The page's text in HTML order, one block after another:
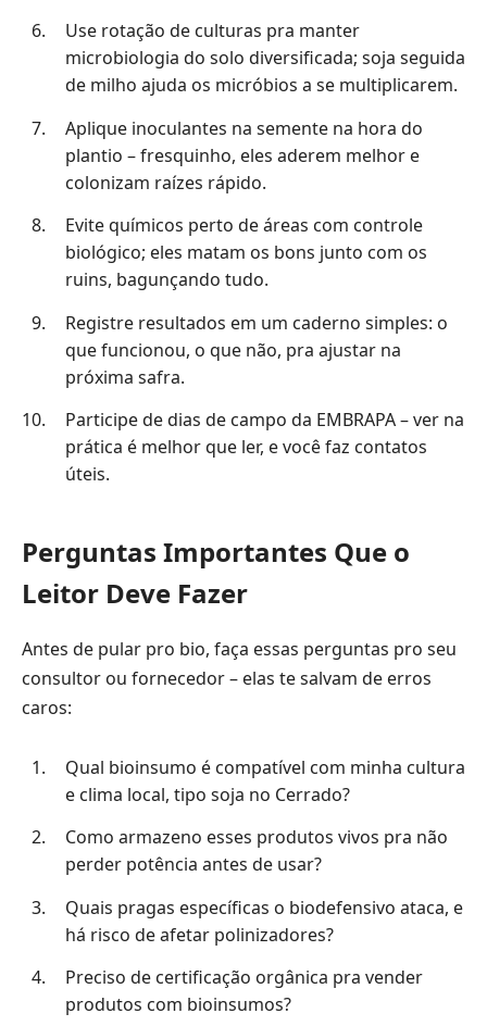
Use rotação de culturas pra manter
microbiologia do solo diversificada; soja seguida
de milho ajuda os micróbios a se multiplicarem.
Aplique inoculantes na semente na hora do
plantio – fresquinho, eles aderem melhor e
colonizam raízes rápido.
Evite químicos perto de áreas com controle
biológico; eles matam os bons junto com os
ruins, bagunçando tudo.
Registre resultados em um caderno simples: o
que funcionou, o que não, pra ajustar na
próxima safra.
Participe de dias de campo da EMBRAPA – ver na
prática é melhor que ler, e você faz contatos
úteis.
Perguntas Importantes Que o
Leitor Deve Fazer
Antes de pular pro bio, faça essas perguntas pro seu
consultor ou fornecedor – elas te salvam de erros
caros:
Qual bioinsumo é compatível com minha cultura
e clima local, tipo soja no Cerrado?
Como armazeno esses produtos vivos pra não
perder potência antes de usar?
Quais pragas específicas o biodefensivo ataca, e
há risco de afetar polinizadores?
Preciso de certificação orgânica pra vender
produtos com bioinsumos?